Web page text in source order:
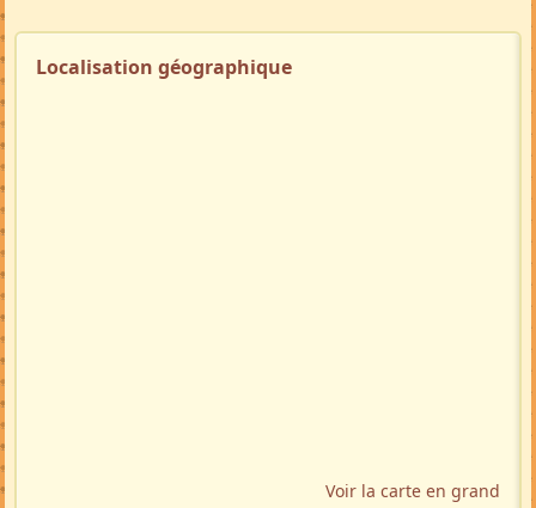
Localisation géographique
Voir la carte en grand